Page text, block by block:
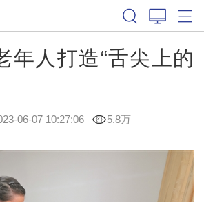
年人打造“舌尖上的
06-07 10:27:06 5.8万